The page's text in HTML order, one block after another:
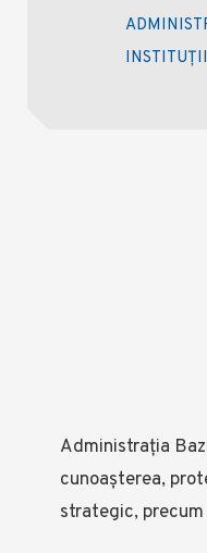
Administrația
cunoașterea,
strategic,